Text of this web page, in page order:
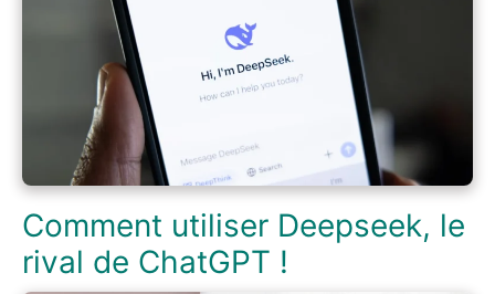
Comment utiliser Deepseek, le
rival de ChatGPT !